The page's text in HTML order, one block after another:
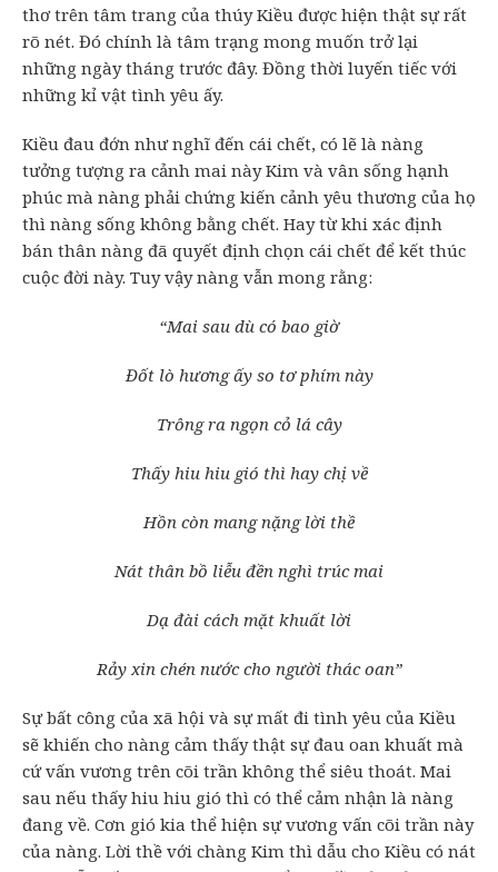
thơ trên tâm trang của thúy Kiều được hiện thật sự rất
rõ nét. Đó chính là tâm trạng mong muốn trở lại
những ngày tháng trước đây. Đồng thời luyến tiếc với
những kỉ vật tình yêu ấy.
Kiều đau đớn như nghĩ đến cái chết, có lẽ là nàng
tưởng tượng ra cảnh mai này Kim và vân sống hạnh
phúc mà nàng phải chứng kiến cảnh yêu thương của họ
thì nàng sống không bằng chết. Hay từ khi xác định
bán thân nàng đã quyết định chọn cái chết để kết thúc
cuộc đời này. Tuy vậy nàng vẫn mong rằng:
“Mai sau dù có bao giờ
Đốt lò hương ấy so tơ phím này
Trông ra ngọn cỏ lá cây
Thấy hiu hiu gió thì hay chị về
Hồn còn mang nặng lời thề
Nát thân bồ liễu đền nghì trúc mai
Dạ đài cách mặt khuất lời
Rảy xin chén nước cho người thác oan”
Sự bất công của xã hội và sự mất đi tình yêu của Kiều
sẽ khiến cho nàng cảm thấy thật sự đau oan khuất mà
cứ vấn vương trên cõi trần không thể siêu thoát. Mai
sau nếu thấy hiu hiu gió thì có thể cảm nhận là nàng
đang về. Cơn gió kia thể hiện sự vương vấn cõi trần này
của nàng. Lời thề với chàng Kim thì dẫu cho Kiều có nát